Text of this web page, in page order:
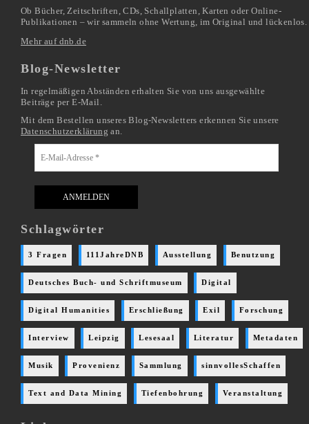
Ob Bücher, Zeitschriften, CDs, Schallplatten, Karten oder Online-
Publikationen – wir sammeln ohne Wertung, im Original und lückenlos.
Mehr auf dnb.de
Blog-Newsletter
In regelmäßigen Abständen erhalten Sie von uns ausgewählte
Beiträge per E-Mail.
Mit dem Bestellen unseres Blog-Newsletters erkennen Sie unsere
Datenschutzerklärung an.
Schlagwörter
3 Fragen 111JahreDNB Ausstellung Benutzung
Deutsches Buch- und Schriftmuseum Digital
Digital Humanities Erschließung Exil Forschung
Interview Leipzig Lesesaal Literatur Metadaten
Musik Provenienz Sammlung sinnvollesSchaffen
Text and Data Mining Tiefenbohrung Veranstaltung